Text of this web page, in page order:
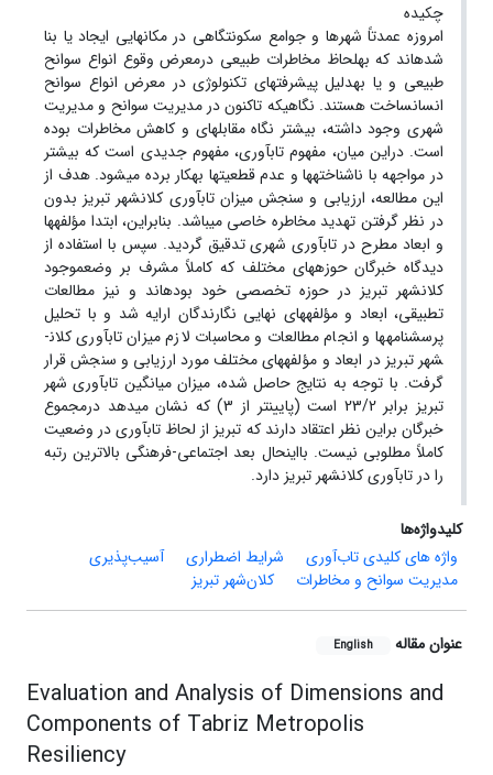
چکیده
امروزه عمدتاً شهرها و جوامع سکونت­گاهی در مکان­هایی ایجاد یا بنا
شده­اند که به­لحاظ مخاطرات طبیعی درمعرض وقوع انواع سوانح
طبیعی و یا به­دلیل پیشرفت­های تکنولوژی در معرض انواع سوانح
انسان­ساخت هستند. نگاهی­که تاکنون در مدیریت سوانح و مدیریت
شهری وجود داشته، بیشتر نگاه مقابله­ای و کاهش مخاطرات بوده
است. دراین میان، مفهوم تاب­آوری، مفهوم جدیدی است که بیشتر
در مواجهه با ناشناخته­ها و عدم قطعیت­ها به­کار برده می­شود. هدف از
این مطالعه، ارزیابی و سنجش میزان تاب­آوری کلان­شهر تبریز بدون
در نظر گرفتن تهدید مخاطره خاصی می­باشد. بنابراین، ابتدا مؤلفه­ها
و ابعاد مطرح در تاب­آوری شهری تدقیق گردید. سپس با استفاده از
دیدگاه خبرگان حوزه­های مختلف که کاملاً مشرف بر وضع­موجود
کلان­شهر تبریز در حوزه تخصصی خود بوده­اند و نیز مطالعات
تطبیقی، ابعاد و مؤلفه­های نهایی نگارندگان ارایه شد و با تحلیل
پرسش­نامه­ها و انجام مطالعات و محاسبات لازم میزان تاب­آوری کلان­
شهر تبریز در ابعاد و مؤلفه­های مختلف مورد ارزیابی و سنجش قرار
گرفت. با توجه به نتایج حاصل شده، میزان میانگین تاب­آوری شهر
تبریز برابر 23/2 است (پایین­تر از 3) که نشان می­دهد درمجموع
خبرگان براین نظر اعتقاد دارند که تبریز از لحاظ تاب­آوری در وضعیت
کاملاً مطلوبی نیست. بااین­حال بعد اجتماعی-فرهنگی بالاترین رتبه
را در تاب­آوری کلان­شهر تبریز دارد.
کلیدواژه‌ها
واژه های کلیدی تاب‌آوری
شرایط اضطراری
آسیب‌پذیری
مدیریت سوانح و مخاطرات
کلان‌شهر تبریز
عنوان مقاله English
Evaluation and Analysis of Dimensions and
Components of Tabriz Metropolis
Resiliency